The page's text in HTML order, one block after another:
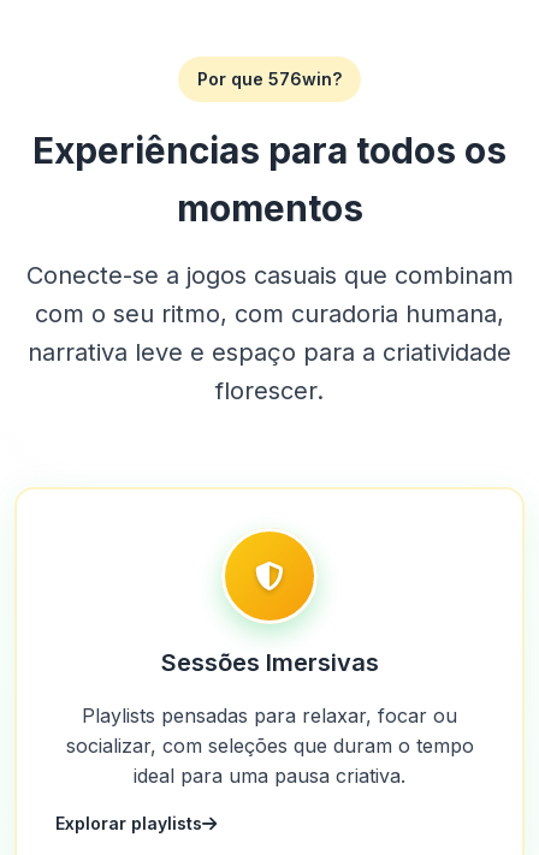
Por que 576win?
Experiências para todos os
momentos
Conecte-se a jogos casuais que combinam
com o seu ritmo, com curadoria humana,
narrativa leve e espaço para a criatividade
florescer.
Sessões Imersivas
Playlists pensadas para relaxar, focar ou
socializar, com seleções que duram o tempo
ideal para uma pausa criativa.
Explorar playlists